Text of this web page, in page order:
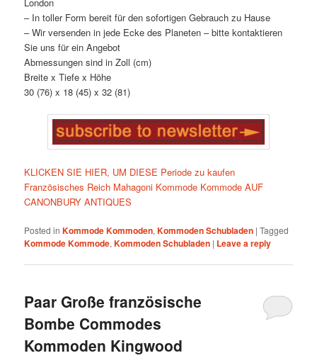
– In toller Form bereit für den sofortigen Gebrauch zu Hause
– Wir versenden in jede Ecke des Planeten – bitte kontaktieren
Sie uns für ein Angebot
Abmessungen sind in Zoll (cm)
Breite x Tiefe x Höhe
30 (76) x 18 (45) x 32 (81)
KLICKEN SIE HIER, UM DIESE Periode zu kaufen
Französisches Reich Mahagoni Kommode Kommode AUF
CANONBURY ANTIQUES
Posted in Kommode Kommoden,Kommoden Schubladen |Tagged
Kommode Kommode,Kommoden Schubladen | Leave a reply
Paar Große französische
Bombe Commodes
Kommoden Kingwood